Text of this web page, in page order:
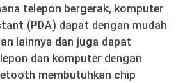
telepon bergerak, komputer
(PDA) dapat dengan mudah
lainnya dan juga dapat
dan komputer dengan
membutuhkan chip